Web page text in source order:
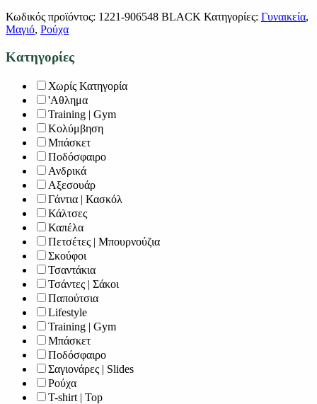
Κωδικός προϊόντος: 1221-906548 BLACK Κατηγορίες: Γυναικεία,
Μαγιό, Ρούχα
Κατηγορίες
Χωρίς Κατηγορία
'Αθλημα
Training | Gym
Κολύμβηση
Μπάσκετ
Ποδόσφαιρο
Ανδρικά
Αξεσουάρ
Γάντια | Κασκόλ
Κάλτσες
Καπέλα
Πετσέτες | Μπουρνούζια
Σκούφοι
Τσαντάκια
Τσάντες | Σάκοι
Παπούτσια
Lifestyle
Training | Gym
Μπάσκετ
Ποδόσφαιρο
Σαγιονάρες | Slides
Ρούχα
T-shirt | Top